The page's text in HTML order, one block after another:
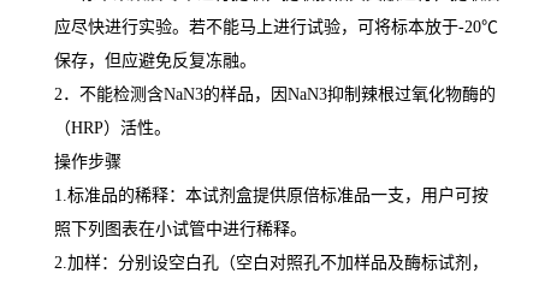
应尽快进行实验。若不能马上进行试验，可将标本放于-20℃
保存，但应避免反复冻融。
2 ．不能检测含NaN3的样品，因 NaN3抑制辣根过氧化物酶的
（HRP）活性。
操作步骤
1. 标准品的稀释：本试剂盒提供原倍标准品一支，用户可按
照下列图表在小试管中进行稀释。
2. 加样：分别设空白孔（空白对照孔不加样品及酶标试剂，